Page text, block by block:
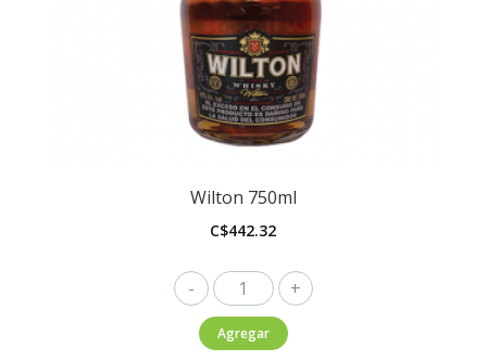
Wilton 750ml
C$442.32
Wilton
750ml
cantidad
Agregar